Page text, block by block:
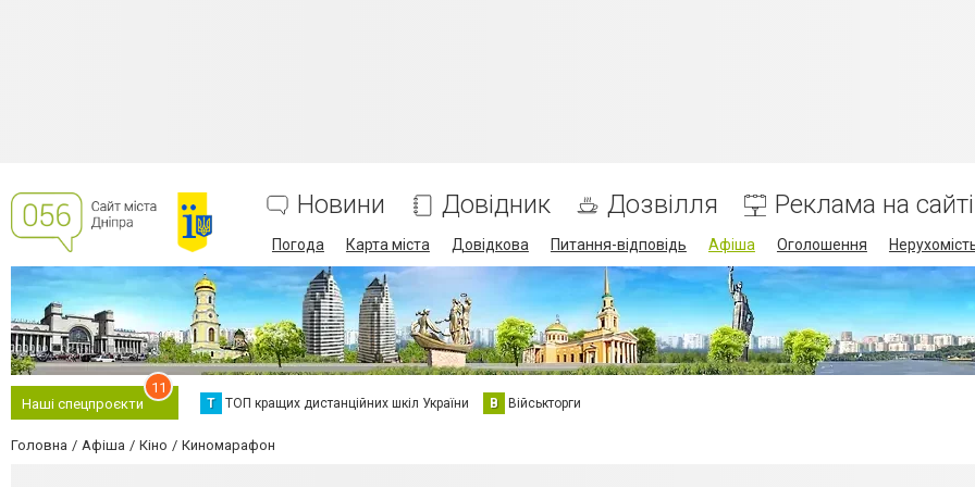
Новини Довідник Дозвілля Реклама на сайті
Погода Карта міста Довідкова Питання-відповідь Афіша Оголошення
Наші спецпроєкти
11
Т ТОП кращих дистанційних шкіл України В Військторги
Головна Афіша Кіно Киномарафон